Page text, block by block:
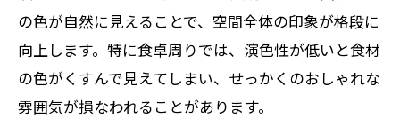
の色が自然に見えることで、空間全体の印象が格段に
向上します。特に食卓周りでは、演色性が低いと食材
の色がくすんで見えてしまい、せっかくのおしゃれな
雰囲気が損なわれることがあります。